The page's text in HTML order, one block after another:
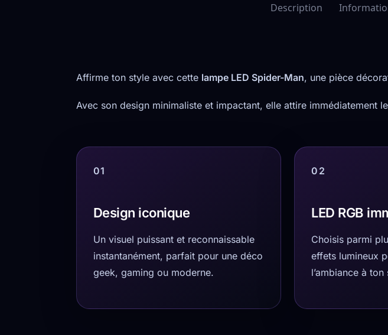
Description
Affirme ton style avec cette lampe LED Spider-Man, une pièce
Avec son design minimaliste et impactant, elle attire immédiatement
01
Design iconique
Un visuel puissant et reconnaissable
instantanément, parfait pour une déco
geek, gaming ou moderne.
02
LED RGB
Choisis parmi
effets lumineux
l’ambiance à ton